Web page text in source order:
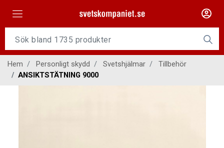
Slangpaket
Hem Personligt skydd Svetshjälmar
Tillbehör
ANSIKTSTÄTNING 9000